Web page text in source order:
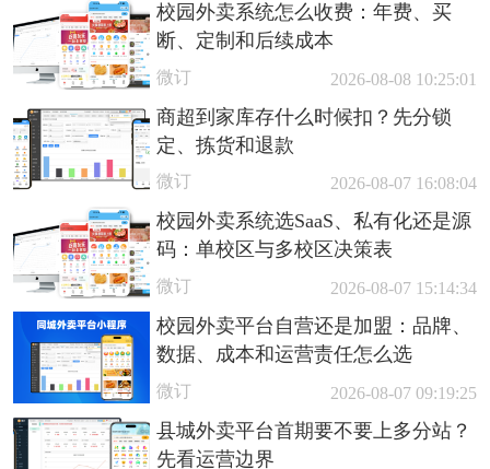
校园外卖系统怎么收费：年费、买
断、定制和后续成本
微订 2026-08-08 10:25:01
商超到家库存什么时候扣？先分锁
定、拣货和退款
微订 2026-08-07 16:08:04
校园外卖系统选SaaS、私有化还是源
码：单校区与多校区决策表
微订 2026-08-07 15:14:34
校园外卖平台自营还是加盟：品牌、
数据、成本和运营责任怎么选
微订 2026-08-07 09:19:25
县城外卖平台首期要不要上多分站？
先看运营边界